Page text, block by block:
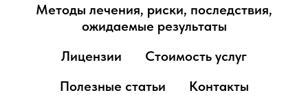
Методы лечения, риски, последствия,
ожидаемые результаты
Лицензии
Стоимость услуг
Полезные статьи
Контакты